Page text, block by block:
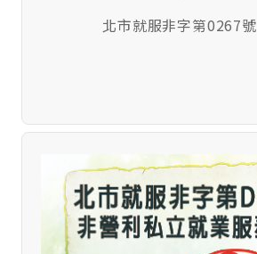
北市就服非字第0267號